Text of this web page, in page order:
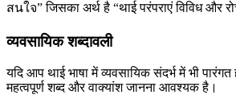
สนใจ” जिसका अर्थ है “थाई परंपराएं विविध और
व्यवसायिक शब्दावली
यदि आप थाई भाषा में व्यवसायिक संदर्भ में भी
महत्वपूर्ण शब्द और वाक्यांश जानना आवश्यक है।